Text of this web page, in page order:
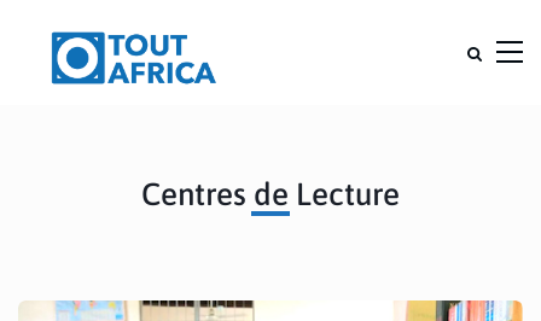
Centres de Lecture